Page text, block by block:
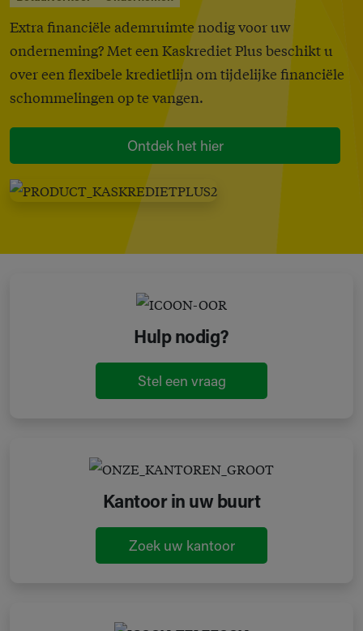
Extra financiële ademruimte nodig voor uw
onderneming? Met een Kaskrediet Plus beschikt u
over een flexibele kredietlijn om tijdelijke financiële
schommelingen op te vangen.
Ontdek het hier
Hulp nodig?
Stel een vraag
Kantoor in uw buurt
Zoek uw kantoor